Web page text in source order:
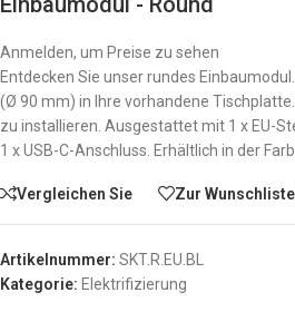
Anmelden, um Preise zu sehen
Entdecken Sie unser rundes
(Ø 90 mm) in Ihre vorhandene
zu installieren. Ausgestattet mit 1 x EU-
1 x USB-C-Anschluss. Erhältlich in der
Vergleichen Sie Zur
Artikelnummer: SKT.R.EU.BL
Kategorie: Elektrifizierung